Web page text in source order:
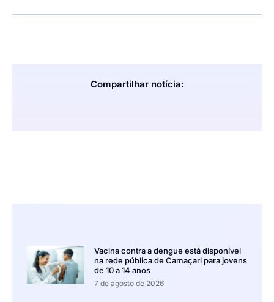
Compartilhar notícia:
Vacina contra a dengue está disponível
na rede pública de Camaçari para jovens
de 10 a 14 anos
7 de agosto de 2026